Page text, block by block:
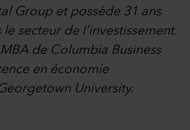
Group et possède 31 ans
le secteur de l’investissement.
de Columbia Business
en économie
University.